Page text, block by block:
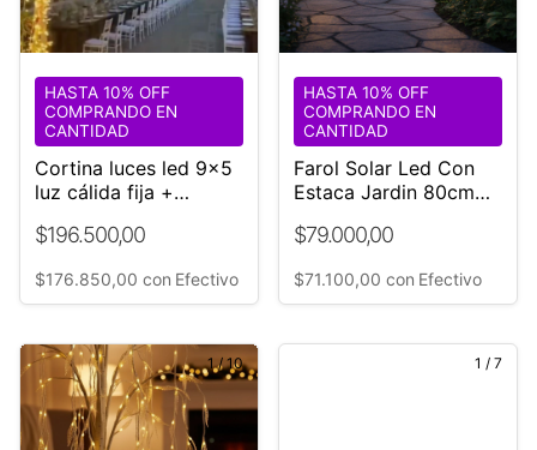
Cortina luces led 9x5
luz cálida fija +
$196.500,00
HASTA 10% OFF
COMPRANDO EN
CANTIDAD
$176.850,00 con Efectivo
Farol Solar Led Con
Estaca Jardin 80cm
Negro
$79.000,00
HASTA 10% OFF
COMPRANDO EN
CANTIDAD
$71.100,00 con Efectivo
1/10 1 / 7